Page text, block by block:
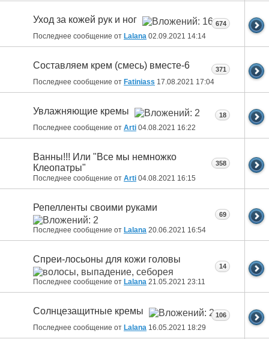
Уход за кожей рук и ног
Последнее сообщение от Lalana 02.09.2021 14:14
674
Составляем крем (смесь) вместе-6
Последнее сообщение от Fatiniass 17.08.2021 17:04
371
Увлажняющие кремы
Последнее сообщение от Arti 04.08.2021 16:22
18
Ванны!!! Или "Все мы немножко
Клеопатры"
Последнее сообщение от Arti 04.08.2021 16:15
358
Репелленты своими руками
Последнее сообщение от Lalana 20.06.2021 16:54
69
Спреи-лосьоны для кожи головы
Последнее сообщение от Lalana 21.05.2021 23:11
14
Солнцезащитные кремы
Последнее сообщение от Lalana 16.05.2021 18:29
106